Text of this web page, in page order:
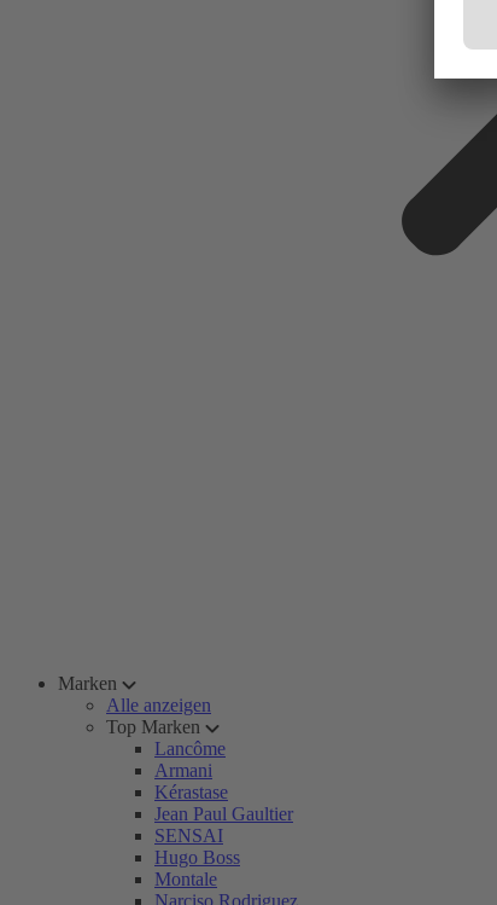
Marken
Alle anzeigen
Top Marken
Lancôme
Armani
Kérastase
Jean Paul Gaultier
SENSAI
Hugo Boss
Montale
Narciso Rodriguez